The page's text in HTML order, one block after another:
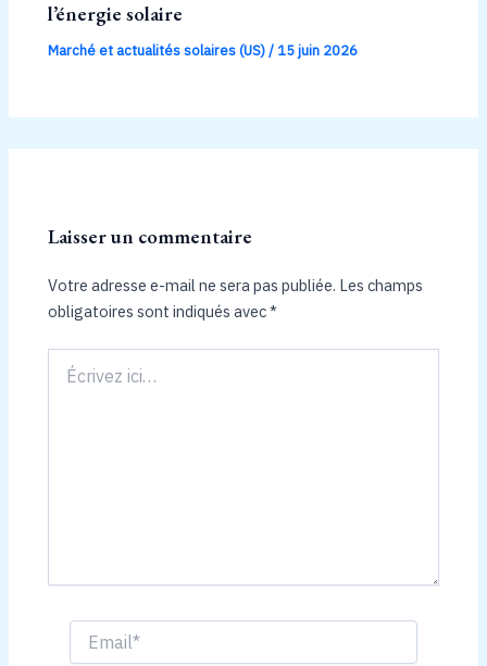
l’énergie solaire
Marché et actualités solaires (US)/ 15 juin 2026
Laisser un commentaire
Votre adresse e-mail ne sera pas publiée. Les champs
obligatoires sont indiqués avec*
ici…
Email*